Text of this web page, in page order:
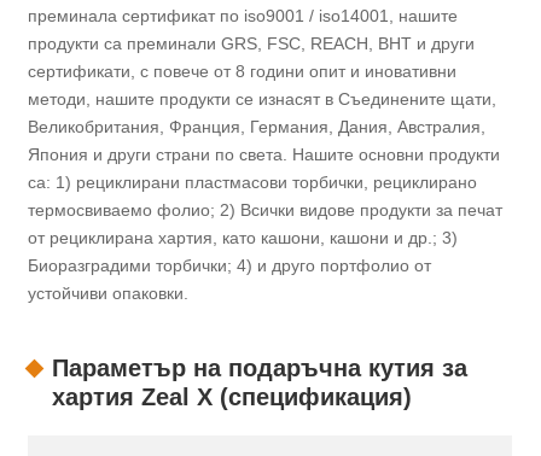
преминала сертификат по iso9001 / iso14001, нашите
продукти са преминали GRS, FSC, REACH, BHT и други
сертификати, с повече от 8 години опит и иновативни
методи, нашите продукти се изнасят в Съединените щати,
Великобритания, Франция, Германия, Дания, Австралия,
Япония и други страни по света. Нашите основни продукти
са: 1) рециклирани пластмасови торбички, рециклирано
термосвиваемо фолио; 2) Всички видове продукти за печат
от рециклирана хартия, като кашони, кашони и др.; 3)
Биоразградими торбички; 4) и друго портфолио от
устойчиви опаковки.
Параметър на подаръчна кутия за
хартия Zeal X (спецификация)